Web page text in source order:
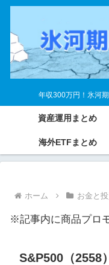
年収300万円！氷河
資産運用まとめ
海外ETFまとめ
ホーム お金と
※記事内に商品プロ
S&P500（2558